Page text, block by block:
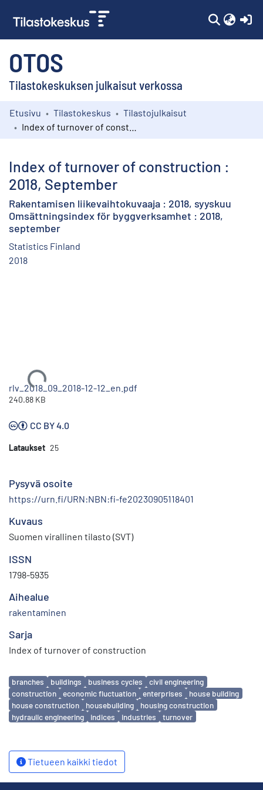
OTOS
Tilastokeskuksen julkaisut verkossa
Kokoelmat
Etusivu Tilastokeskus
Tilastojulkaisut
Index of turnover of construction :
2018, September
Rakentamisen liikevaihtokuvaaja : 2018, syyskuu
Omsättningsindex för byggverksamhet : 2018,
september
Statistics Finland
2018
Ladataan...
rlv_2018_09_2018-12-12_en.pdf
240.88 KB
CC BY 4.0
Lataukset 25
Pysyvä osoite
https://urn.fi/URN:NBN:fi-fe20230905118401
Kuvaus
Suomen virallinen tilasto (SVT)
ISSN
1798-5935
Aihealue
rakentaminen
Sarja
Index of turnover of construction
Avainsanat
branches buildings business cycles
civil engineering
construction
economic fluctuation enterprises
house building
house construction
housebuilding
housing construction
hydraulic engineering
indices industries turnover
Tietueen kaikki tiedot